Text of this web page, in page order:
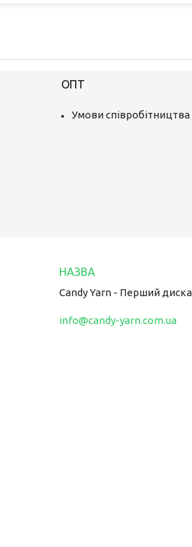
ОПТ
Умови співробітництва
Candy Yarn - Перший
info@candy-yarn.com.ua